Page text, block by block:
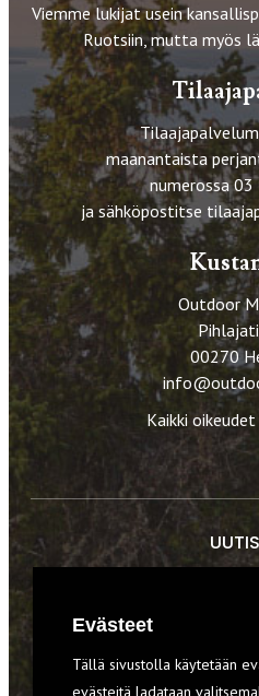
Viemme lukijat usein
Ruotsiin, mutta myös
maanantaista
numerossa
ja sähköpostitse
Outdoor
00270
Kaikki
Evästeet
Tällä sivustolla käytetään
evästeitä ladataan